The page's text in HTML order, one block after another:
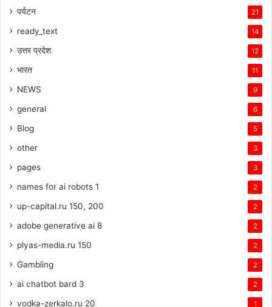
पर्यटन 21
ready_text 14
उत्तर प्रदेश 12
भारत 11
NEWS 9
general 6
Blog 5
other 3
pages 3
names for ai robots 1 2
up-capital.ru 150, 200 2
adobe generative ai 8 2
plyas-media.ru 150 2
Gambling 2
ai chatbot bard 3 2
vodka-zerkalo.ru 20 1